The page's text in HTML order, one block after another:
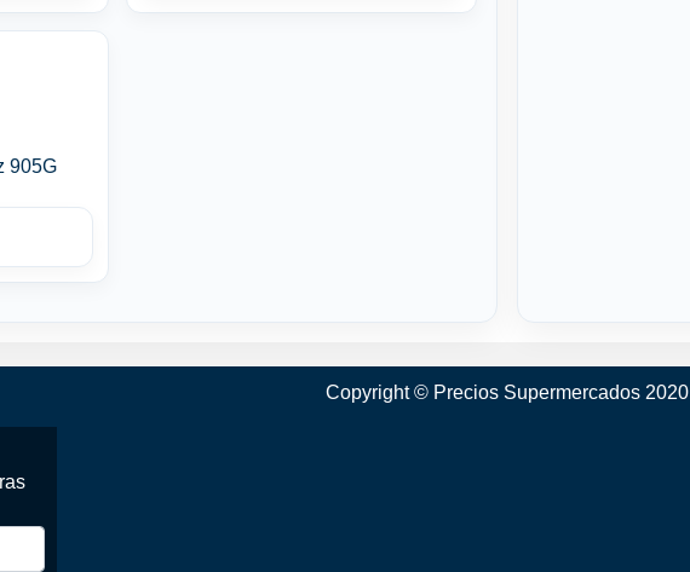
905G
Copyright © Precios Supermercados 2020